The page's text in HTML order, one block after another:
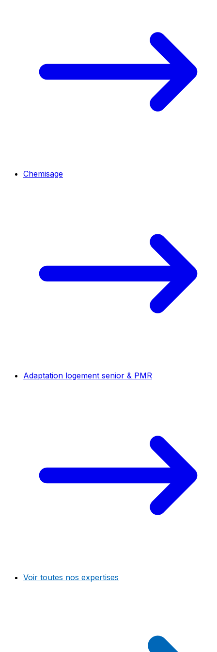
Chemisage
Adaptation logement senior & PMR
Voir toutes nos expertises